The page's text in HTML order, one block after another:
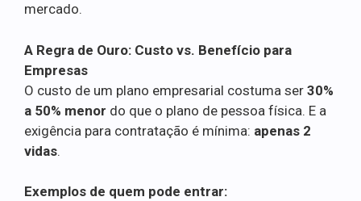
mercado.
A Regra de Ouro: Custo vs. Benefício para
Empresas
O custo de um plano empresarial costuma ser 30%
a 50% menor do que o plano de pessoa física. E a
exigência para contratação é mínima: apenas 2
vidas.
Exemplos de quem pode entrar: